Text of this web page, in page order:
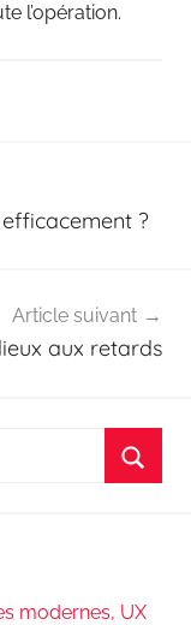
l’opération.
?
Article suivant
aux retards
modernes, UX